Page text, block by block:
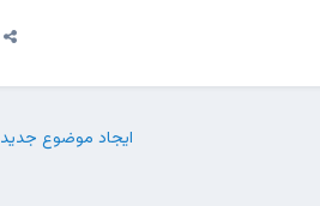
ایجاد موضوع جدید